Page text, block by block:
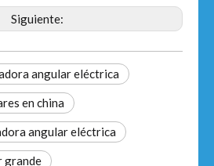
Siguiente:
angular eléctrica
en china
angular eléctrica
grande